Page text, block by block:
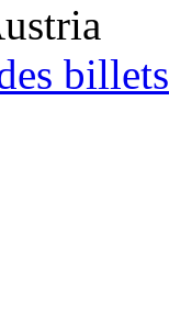
billets